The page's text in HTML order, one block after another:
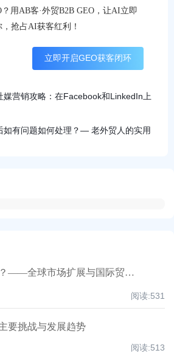
外贸行业的前景如何？——全球市场扩展与国际贸易发展的潜力
阅读:531
要挑战与发展趋势
阅读:513
用AB客·外贸B2B GEO，让AI立即
抢占AI获客红利！
立即开启GEO获客闭环
媒营销攻略：在Facebook和LinkedIn上
如有问题如何处理？— 老外贸人的实用